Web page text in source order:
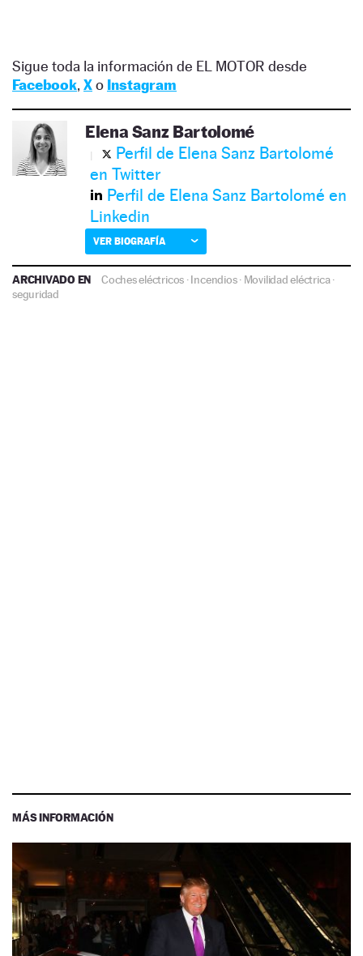
Sigue toda la información de EL MOTOR desde
Facebook, Xo Instagram
Elena Sanz Bartolomé
Perfil de Elena Sanz Bartolomé
en Twitter
Perfil de Elena Sanz Bartolomé en
Linkedin
VER BIOGRAFÍA
ARCHIVADO EN Coches eléctricos ·Incendios· Movilidad eléctrica·
seguridad
MÁS INFORMACIÓN